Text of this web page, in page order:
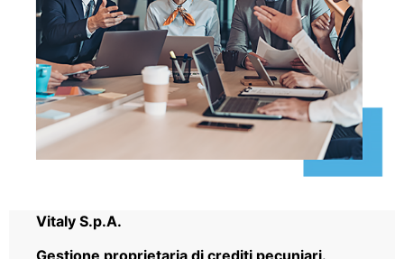
Vitaly S.p.A.